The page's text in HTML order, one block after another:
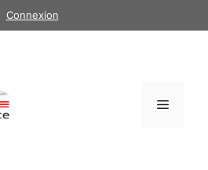
Connexion
Menu